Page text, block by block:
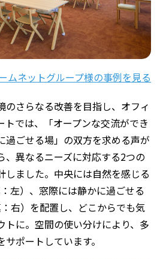
ムネットグループ様の事例を見る
のさらなる改善を目指し、オフィ
トでは、「オープンな交流ができ
過ごせる場」の双方を求める声が
、異なるニーズに対応する2つの
しました。中央には自然を感じる
左）、窓際には静かに過ごせる
：右）を配置し、どこからでも気
トに。空間の使い分けにより、多
ポートしています。